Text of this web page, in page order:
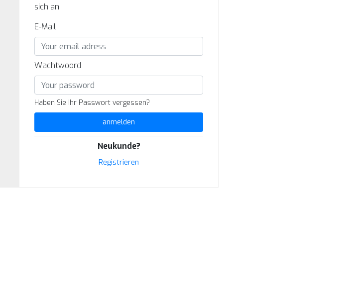
sich an.
E-Mail
Wachtwoord
Haben Sie Ihr Passwort vergessen?
anmelden
Neukunde?
Registrieren